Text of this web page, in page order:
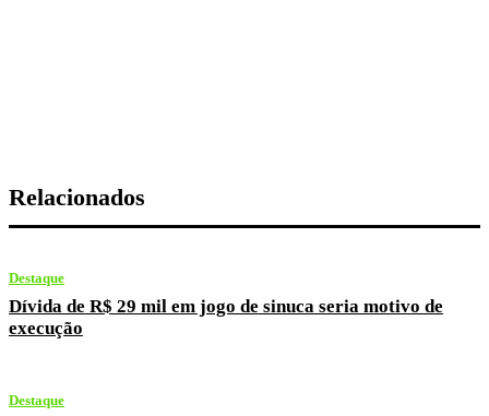
Relacionados
Destaque
Dívida de R$ 29 mil em jogo de sinuca seria motivo de
execução
Destaque